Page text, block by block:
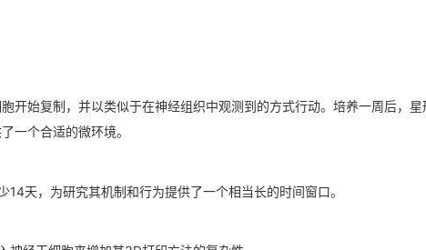
开始复制，并以类似于在神经组织中观测到的方式行动。培养一周后，星
一个合适的微环境。
天，为研究其机制和行为提供了一个相当长的时间窗口。